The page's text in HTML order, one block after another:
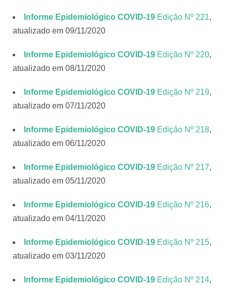
Informe Epidemiológico COVID-19 Edição Nº 221,
atualizado em 09/11/2020
Informe Epidemiológico COVID-19 Edição Nº 220,
atualizado em 08/11/2020
Informe Epidemiológico COVID-19 Edição Nº 219,
atualizado em 07/11/2020
Informe Epidemiológico COVID-19 Edição Nº 218,
atualizado em 06/11/2020
Informe Epidemiológico COVID-19 Edição Nº 217,
atualizado em 05/11/2020
Informe Epidemiológico COVID-19 Edição Nº 216,
atualizado em 04/11/2020
Informe Epidemiológico COVID-19 Edição Nº 215,
atualizado em 03/11/2020
Informe Epidemiológico COVID-19 Edição Nº 214,